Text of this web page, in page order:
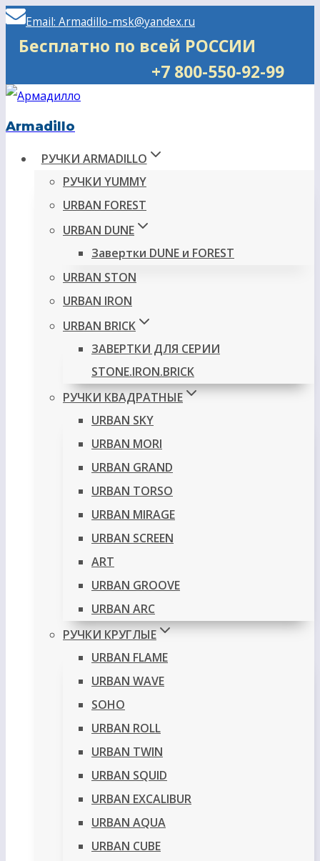
Перейти
Email: Armadillo-msk@yandex.ru
Бесплатно по всей РОССИИ
+7 800-550-92-99
Armadillo
РУЧКИ ARMADILLO
РУЧКИ YUMMY
URBAN FOREST
URBAN DUNE
Завертки DUNE и FOREST
URBAN STON
URBAN IRON
URBAN BRICK
ЗАВЕРТКИ ДЛЯ СЕРИИ
STONE.IRON.BRICK
РУЧКИ КВАДРАТНЫЕ
URBAN SKY
URBAN MORI
URBAN GRAND
URBAN TORSO
URBAN MIRAGE
URBAN SCREEN
ART
URBAN GROOVE
URBAN ARC
РУЧКИ КРУГЛЫЕ
URBAN FLAME
URBAN WAVE
SOHO
URBAN ROLL
URBAN TWIN
URBAN SQUID
URBAN EXCALIBUR
URBAN AQUA
URBAN CUBE